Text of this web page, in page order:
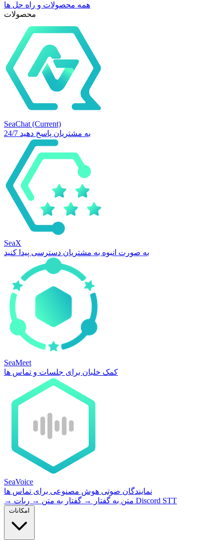
همه محصولات و راه حل ها
محصولات
SeaChat (Current)
24/7 به مشتریان پاسخ دهید
SeaX
به صورت انبوه به مشتریان دسترسی پیدا کنید
SeaMeet
کمک خلبان برای جلسات و تماس ها
SeaVoice
نمایندگان صوتی هوش مصنوعی برای تماس ها
→
متن به گفتار → گفتار به متن → ربات Discord STT